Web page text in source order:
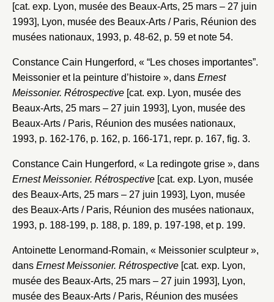
[cat. exp. Lyon, musée des Beaux-Arts, 25 mars – 27 juin
1993], Lyon, musée des Beaux-Arts / Paris, Réunion des
musées nationaux, 1993, p. 48-62, p. 59 et note 54.
Constance Cain Hungerford, « “Les choses importantes”.
Meissonier et la peinture d’histoire », dans Ernest
Meissonier. Rétrospective [cat. exp. Lyon, musée des
Beaux-Arts, 25 mars – 27 juin 1993], Lyon, musée des
Beaux-Arts / Paris, Réunion des musées nationaux,
1993, p. 162-176, p. 162, p. 166-171, repr. p. 167, fig. 3.
Constance Cain Hungerford, « La redingote grise », dans
Ernest Meissonier. Rétrospective [cat. exp. Lyon, musée
des Beaux-Arts, 25 mars – 27 juin 1993], Lyon, musée
des Beaux-Arts / Paris, Réunion des musées nationaux,
1993, p. 188-199, p. 188, p. 189, p. 197-198, et p. 199.
Antoinette Lenormand-Romain, « Meissonier sculpteur »,
dans Ernest Meissonier. Rétrospective [cat. exp. Lyon,
musée des Beaux-Arts, 25 mars – 27 juin 1993], Lyon,
musée des Beaux-Arts / Paris, Réunion des musées